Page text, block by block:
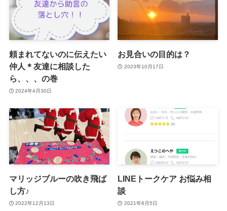
頼まれてないのに伝えたい
仲人＊友達に相談した
ら、、、の巻
2024年4月30日
お見合いの目的は？
2023年10月17日
マリッジブルーの吹き飛ば
し方♪
2022年12月13日
LINEトークケア お悩み相
談
2021年6月5日